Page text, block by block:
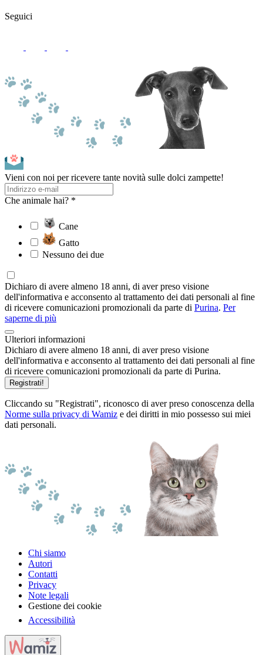
Seguici
Vieni con noi per ricevere tante novità sulle dolci zampette!
Che animale hai? *
Cane
Gatto
Nessuno dei due
Dichiaro di avere almeno 18 anni, di aver preso visione
dell'informativa e acconsento al trattamento dei dati personali al fine
di ricevere comunicazioni promozionali da parte di Purina. Per
saperne di più
Ulteriori informazioni
Dichiaro di avere almeno 18 anni, di aver preso visione
dell'informativa e acconsento al trattamento dei dati personali al fine
di ricevere comunicazioni promozionali da parte di Purina.
Registrati!
Cliccando su "Registrati", riconosco di aver preso conoscenza della
Norme sulla privacy di Wamiz e dei diritti in mio possesso sui miei
dati personali.
Chi siamo
Autori
Contatti
Privacy
Note legali
Gestione dei cookie
Accessibilità